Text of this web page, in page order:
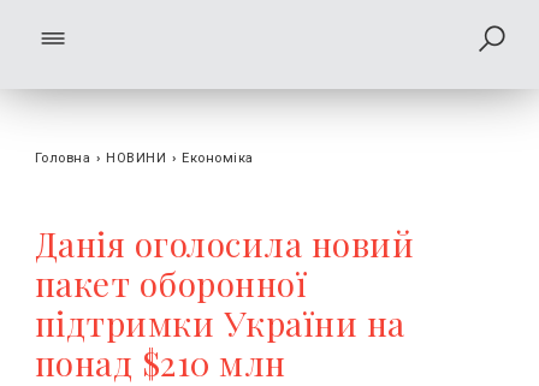
Головна › НОВИНИ › Економіка
Данія оголосила новий
пакет оборонної
підтримки України на
понад $210 млн